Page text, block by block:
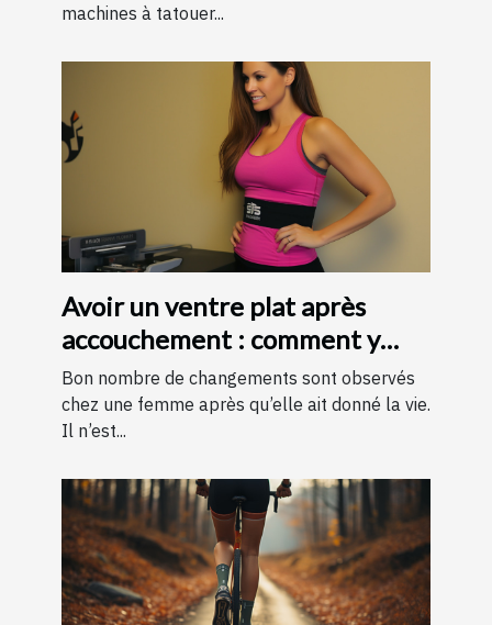
machines à tatouer...
Avoir un ventre plat après
accouchement : comment y
parvenir ?
Bon nombre de changements sont observés
chez une femme après qu’elle ait donné la vie.
Il n’est...